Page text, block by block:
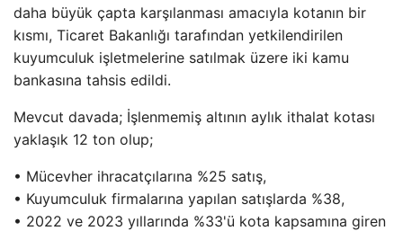
daha büyük çapta karşılanması amacıyla kotanın bir
kısmı, Ticaret Bakanlığı tarafından yetkilendirilen
kuyumculuk işletmelerine satılmak üzere iki kamu
bankasına tahsis edildi.
Mevcut davada; İşlenmemiş altının aylık ithalat kotası
yaklaşık 12 ton olup;
• Mücevher ihracatçılarına %25 satış,
• Kuyumculuk firmalarına yapılan satışlarda %38,
• 2022 ve 2023 yıllarında %33'ü kota kapsamına giren